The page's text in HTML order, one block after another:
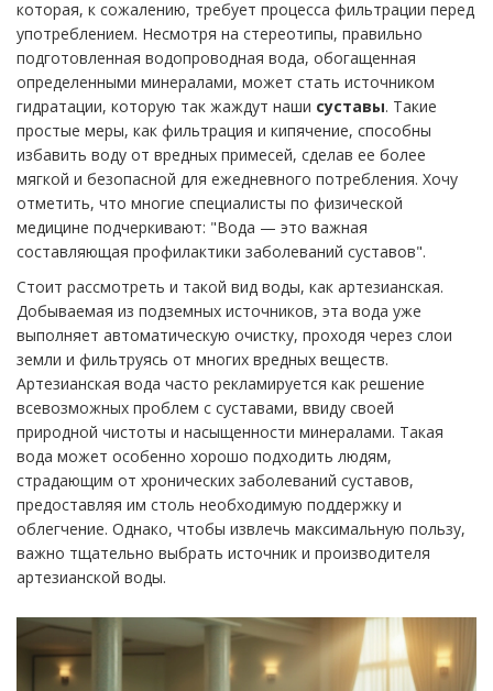
которая, к сожалению, требует процесса фильтрации перед
употреблением. Несмотря на стереотипы, правильно
подготовленная водопроводная вода, обогащенная
определенными минералами, может стать источником
гидратации, которую так жаждут наши суставы. Такие
простые меры, как фильтрация и кипячение, способны
избавить воду от вредных примесей, сделав ее более
мягкой и безопасной для ежедневного потребления. Хочу
отметить, что многие специалисты по физической
медицине подчеркивают: "Вода — это важная
составляющая профилактики заболеваний суставов".
Стоит рассмотреть и такой вид воды, как артезианская.
Добываемая из подземных источников, эта вода уже
выполняет автоматическую очистку, проходя через слои
земли и фильтруясь от многих вредных веществ.
Артезианская вода часто рекламируется как решение
всевозможных проблем с суставами, ввиду своей
природной чистоты и насыщенности минералами. Такая
вода может особенно хорошо подходить людям,
страдающим от хронических заболеваний суставов,
предоставляя им столь необходимую поддержку и
облегчение. Однако, чтобы извлечь максимальную пользу,
важно тщательно выбрать источник и производителя
артезианской воды.